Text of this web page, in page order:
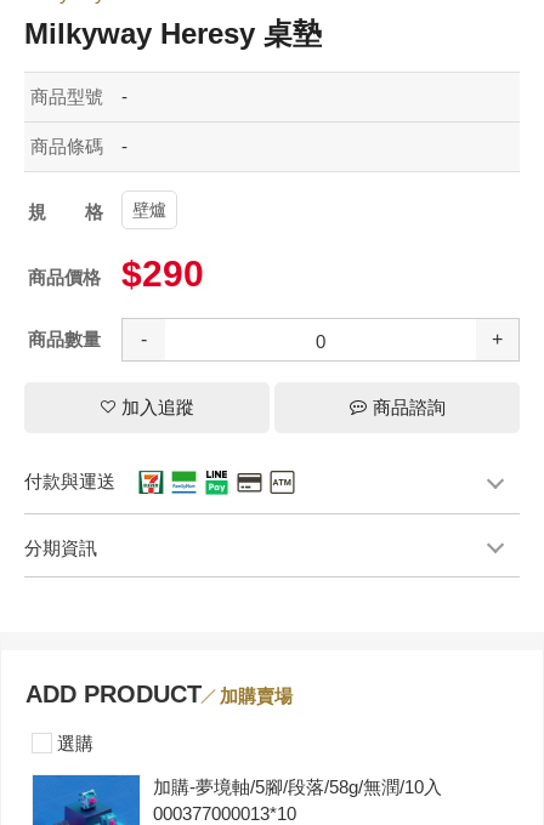
Milkyway Heresy 桌墊
商品型號 -
商品條碼 -
規格壁爐
商品價格 $290
商品數量 - +
加入追蹤 商品諮詢
付款與運送
分期資訊
ADD PRODUCT 加購賣場
選購
加購-夢境軸/5腳/段落/58g/無潤/10入
000377000013*10